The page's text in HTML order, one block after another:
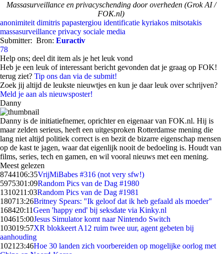
Massasurveillance en privacyschending door overheden (Grok AI /
FOK.nl)
anonimiteit dimitris papastergiou identificatie kyriakos mitsotakis
massasurveillance privacy sociale media
Submitter: Bron: Euractiv
78
Help ons; deel dit item als je het leuk vond
Heb je een leuk of interessant bericht gevonden dat je graag op FOK!
terug ziet? Tip ons dan via de submit!
Zoek jij altijd de leukste nieuwtjes en kun je daar leuk over schrijven?
Meld je aan als nieuwsposter!
Danny
Danny is de initiatiefnemer, oprichter en eigenaar van FOK.nl. Hij is
maar zelden serieus, heeft een uitgesproken Rotterdamse mening die
lang niet altijd politiek correct is en bezit de bizarre eigenschap mensen
op de kast te jagen, waar dat eigenlijk nooit de bedoeling is. Houdt van
films, series, tech en gamen, en wil vooral nieuws met een mening.
Meest gelezen
8744106:35VrijMiBabes #316 (not very sfw!)
5975301:09Random Pics van de Dag #1980
1310211:03Random Pics van de Dag #1981
180713:26Britney Spears: "Ik geloof dat ik heb gefaald als moeder"
168420:11Geen 'happy end' bij seksdate via Kinky.nl
104615:00Jesus Simulator komt naar Nintendo Switch
103019:57XR blokkeert A12 ruim twee uur, agent gebeten bij
aanhouding
1021 23:46Hoe 30 landen zich voorbereiden op mogelijke oorlog met